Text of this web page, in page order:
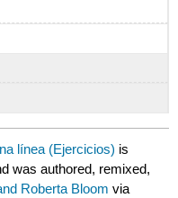
línea (Ejercicios) is
was authored, remixed,
Roberta Bloom via